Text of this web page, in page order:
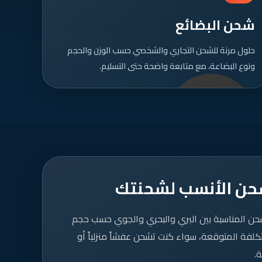
شحن البضائع
حلول مرنة للشحن التجاري والشخصي حسب الوزن والحجم
ونوع البضاعة، مع متابعة واضحة حتى التسليم.
الأنسب لشحنتك
المناسبة بين البري والبحري والجوي حسب حجم
المتوقعة، سواء كنت تشحن عفشاً منزلياً أو